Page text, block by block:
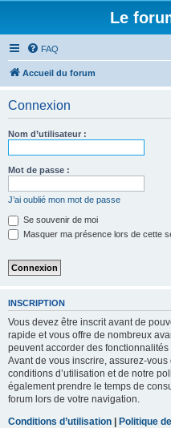
Le
FAQ
Accueil du forum
Connexion
Nom d’utilisateur :
Mot de passe :
J’ai oublié mon mot de passe
Se souvenir de moi
Masquer ma présence lors de cette
INSCRIPTION
Vous devez être inscrit avant de
rapide et vous offre de nombreux
peuvent accorder des
Avant de vous inscrire, assurez-
conditions d’utilisation et de notre
également prendre le temps de
forum lors de votre navigation.
Conditions d’utilisation | Politique